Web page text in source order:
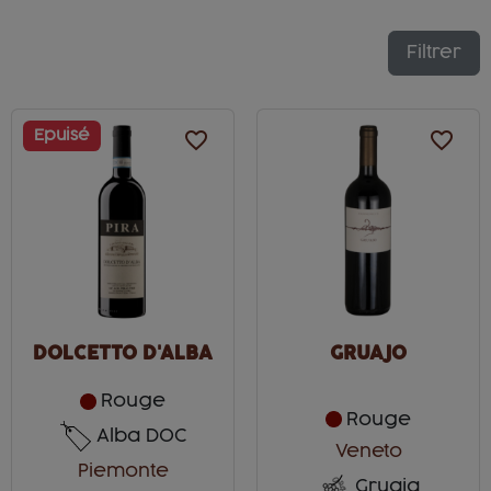
Filtrer
favorite_border
Epuisé
DOLCETTO D'ALBA
Rouge
Alba DOC
Piemonte
favorite_border
GRUAJO
Rouge
Veneto
Gruaja